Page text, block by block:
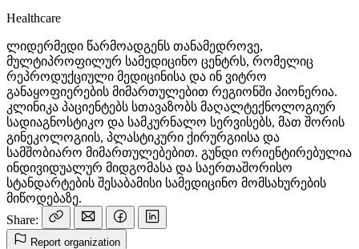
Healthcare
ლიდერმედი წარმოადგენს თანამედროვე,
მულტიპროფილურ სამედიცინო ცენტრს, რომელიც
რეპროდუქციული მედიცინისა და ინ ვიტრო
განაყოფიერების მიმართულებით რეგიონში პიონერია.
კლინიკა პაციენტებს სთავაზობს მაღალტექნოლოგიურ
სადიაგნოსტიკო და სამკურნალო სერვისებს, მათ შორის
გინეკოლოგიის, პლასტიკური ქირურგიისა და
სამშობიარო მიმართულებებით. გუნდი ორიენტირებულია
ინდივიდუალურ მიდგომასა და საერთაშორისო
სტანდარტების შესაბამისი სამედიცინო მომსახურების
მიწოდებაზე.
Share:
Report organization